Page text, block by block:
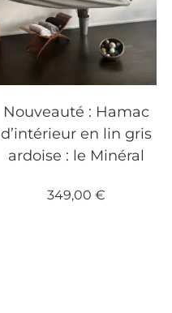
Nouveauté : Hamac
d’intérieur en lin gris
ardoise : le Minéral
349,00 €